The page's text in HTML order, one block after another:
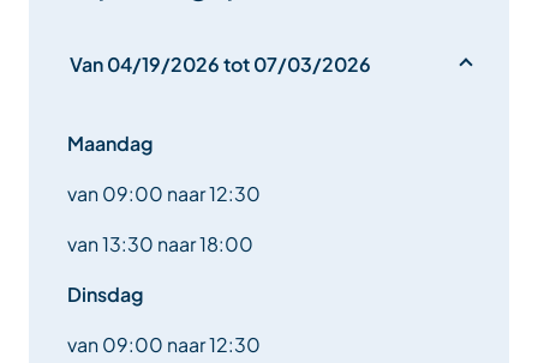
Van 04/19/2026 tot 07/03/2026
Maandag
van 09:00 naar 12:30
van 13:30 naar 18:00
Dinsdag
van 09:00 naar 12:30